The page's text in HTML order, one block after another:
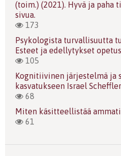
(toim.) (2021). Hyvä ja paha
sivua.
173
Psykologista turvallisuutta
Esteet ja edellytykset
105
Kognitiivinen järjestelmä ja
kasvatukseen Israel
68
Miten käsitteellistää
61